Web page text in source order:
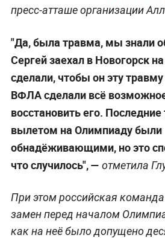
пресс-атташе организации
"Да, была травма, мы знали
Сергей заехал в Новогорск
сделали, чтобы он эту
ВФЛА сделали всё
восстановить его.
вылетом на Олимпиаду были
обнадёживающими, но это
что случилось",— отметила
При этом российская
замен перед началом
как на неё было допущено